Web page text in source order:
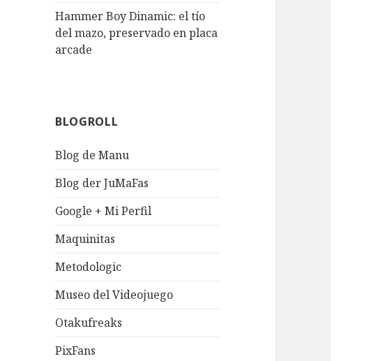
Hammer Boy Dinamic: el tío
del mazo, preservado en placa
arcade
BLOGROLL
Blog de Manu
Blog der JuMaFas
Google + Mi Perfil
Maquinitas
Metodologic
Museo del Videojuego
Otakufreaks
PixFans